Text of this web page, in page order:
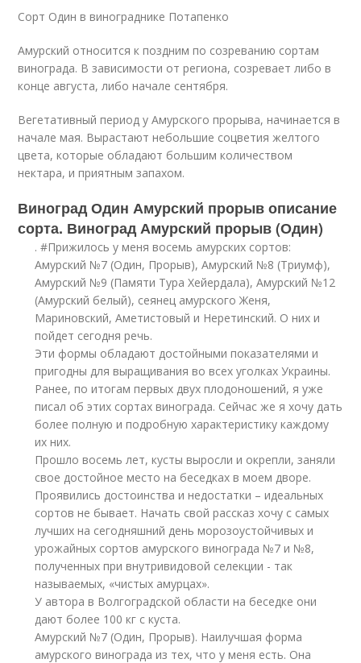
Сорт Один в винограднике Потапенко
Амурский относится к поздним по созреванию сортам
винограда. В зависимости от региона, созревает либо в
конце августа, либо начале сентября.
Вегетативный период у Амурского прорыва, начинается в
начале мая. Вырастают небольшие соцветия желтого
цвета, которые обладают большим количеством
нектара, и приятным запахом.
Виноград Один Амурский прорыв описание
сорта. Виноград Амурский прорыв (Один)
. #Прижилось у меня восемь амурских сортов:
Амурский №7 (Один, Прорыв), Амурский №8 (Триумф),
Амурский №9 (Памяти Тура Хейердала), Амурский №12
(Амурский белый), сеянец амурского Женя,
Мариновский, Аметистовый и Неретинский. О них и
пойдет сегодня речь.
Эти формы обладают достойными показателями и
пригодны для выращивания во всех уголках Украины.
Ранее, по итогам первых двух плодоношений, я уже
писал об этих сортах винограда. Сейчас же я хочу дать
более полную и подробную характеристику каждому
их них.
Прошло восемь лет, кусты выросли и окрепли, заняли
свое достойное место на беседках в моем дворе.
Проявились достоинства и недостатки – идеальных
сортов не бывает. Начать свой рассказ хочу с самых
лучших на сегодняшний день морозоустойчивых и
урожайных сортов амурского винограда №7 и №8,
полученных при внутривидовой селекции - так
называемых, «чистых амурцах».
У автора в Волгоградской области на беседке они
дают более 100 кг с куста.
Амурский №7 (Один, Прорыв). Наилучшая форма
амурского винограда из тех, что у меня есть. Она